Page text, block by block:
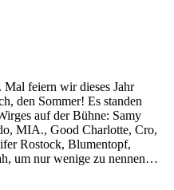
feiern wir dieses Jahr
den Sommer! Es standen
auf der Bühne: Samy
MIA., Good Charlotte, Cro,
Rostock, Blumentopf,
um nur wenige zu nennen…